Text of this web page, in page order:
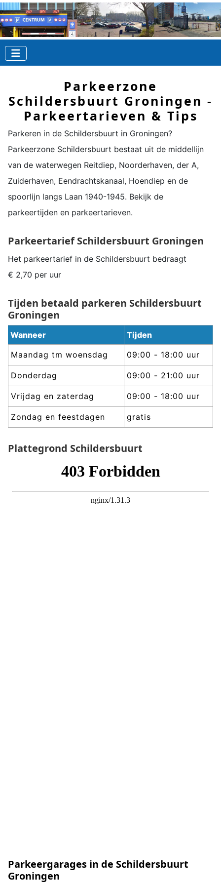
Parkeerzone
Schildersbuurt Groningen -
Parkeertarieven & Tips
Parkeren in de Schildersbuurt in Groningen?
Parkeerzone Schildersbuurt bestaat uit de middellijn
van de waterwegen Reitdiep, Noorderhaven, der A,
Zuiderhaven, Eendrachtskanaal, Hoendiep en de
spoorlijn langs Laan 1940-1945. Bekijk de
parkeertijden en parkeertarieven.
ParkeertariefSchildersbuurt Groningen
Het parkeertarief in de Schildersbuurt bedraagt
€ 2,70 per uur
Tijden betaald parkeren Schildersbuurt
Groningen
Wanneer
Tijden
Maandag tm woensdag
09:00 - 18:00 uur
Donderdag 09:00 - 21:00 uur
Vrijdag en zaterdag 09:00 - 18:00 uur
Zondag en feestdagen gratis
Plattegrond Schildersbuurt
Parkeergarages in de Schildersbuurt
Groningen